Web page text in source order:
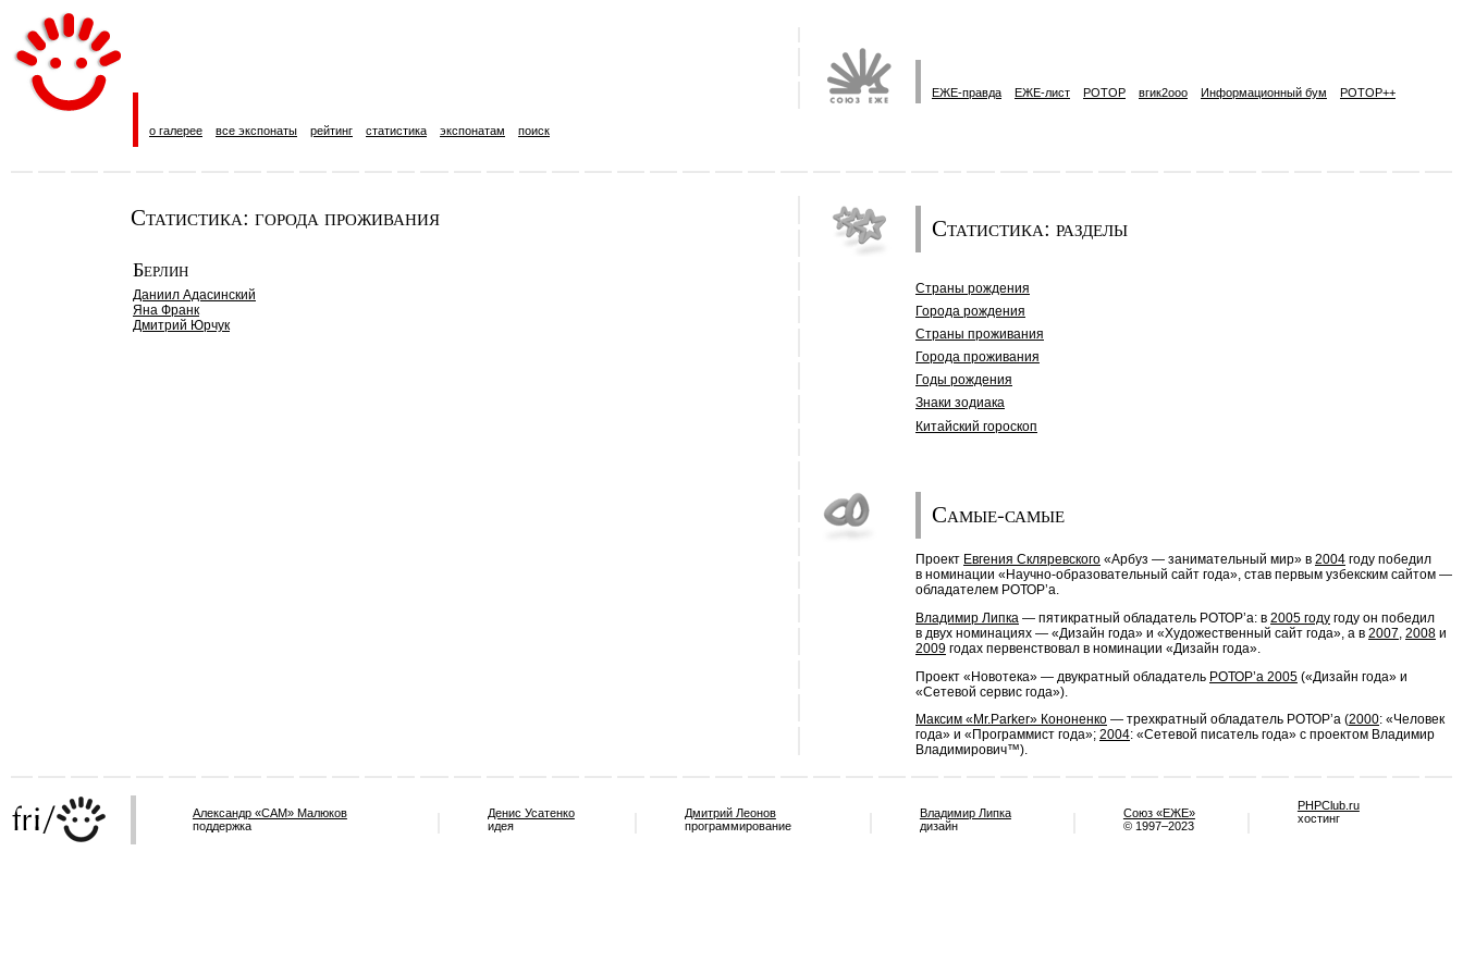
о галерее все экспонаты рейтинг статистика экспонатам поиск
ЕЖЕ-правда ЕЖЕ-лист РОТОР вгик2ooo Информационный бум РОТОР++
Статистика: города проживания
Берлин
Даниил Адасинский
Яна Франк
Дмитрий Юрчук
Статистика: разделы
Страны рождения
Города рождения
Страны проживания
Города проживания
Годы рождения
Знаки зодиака
Китайский гороскоп
Самые-самые
Проект Евгения Скляревского «Арбуз — занимательный мир» в 2004 году победил
в номинации «Научно-образовательный сайт года», став первым узбекским сайтом —
обладателем РОТОР’a.
Владимир Липка — пятикратный обладатель РОТОР’а: в 2005 году году он победил
в двух номинациях — «Дизайн года» и «Художественный сайт года», а в 2007, 2008 и
2009 годах первенствовал в номинации «Дизайн года».
Проект «Новотека» — двукратный обладатель РОТОР’a 2005 («Дизайн года» и
«Сетевой сервис года»).
Максим «Mr.Parker» Кононенко — трехкратный обладатель РОТОР’a (2000: «Человек
года» и «Программист года»; 2004: «Сетевой писатель года» с проектом Владимир
Владимирович™).
Александр «САМ» Малюков
поддержка
Денис Усатенко
идея
Дмитрий Леонов
программирование
Владимир Липка
дизайн
Союз «ЕЖЕ»
© 1997–2023
PHPClub.ru
хостинг